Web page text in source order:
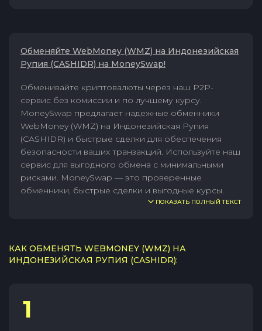
Обменяйте WebMoney (WMZ) на Индонезийская
Рупия (CASHIDR) на MoneySwap!
Обменивайте криптовалюты через наш P2P-
сервис без комиссии и по лучшему курсу.
MoneySwap предлагает надежные обменники
WebMoney (WMZ) на Индонезийская Рупия
(CASHIDR) и быстрые сделки для обеспечения
безопасности ваших транзакций. Используйте наш
сервис для выгодного обмена с минимальными
рисками. MoneySwap — это проверенные
обменники, быстрые сделки и выгодные курсы.
ПОКАЗАТЬ ПОЛНЫЙ ТЕКСТ
КАК ОБМЕНЯТЬ WEBMONEY (WMZ) НА
ИНДОНЕЗИЙСКАЯ РУПИЯ (CASHIDR):
1